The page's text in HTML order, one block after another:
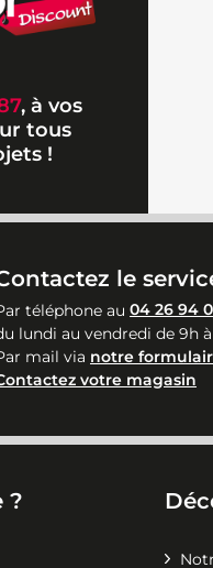
, à vos
tous
!
le
téléphone au 04 26 94
lundi au vendredi de 9h à
mail via notre
votre magasin
?